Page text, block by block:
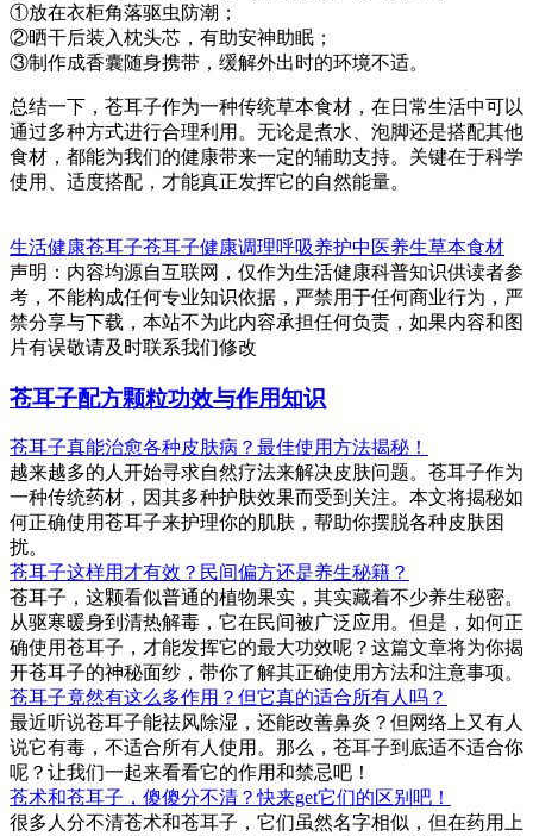
①放在衣柜角落驱虫防潮；
②晒干后装入枕头芯，有助安神助眠；
③制作成香囊随身携带，缓解外出时的环境不适。
总结一下，苍耳子作为一种传统草本食材，在日常生活中可以
通过多种方式进行合理利用。无论是煮水、泡脚还是搭配其他
食材，都能为我们的健康带来一定的辅助支持。关键在于科学
使用、适度搭配，才能真正发挥它的自然能量。
生活健康苍耳子苍耳子健康调理呼吸养护中医养生草本食材
声明：内容均源自互联网，仅作为生活健康科普知识供读者参
考，不能构成任何专业知识依据，严禁用于任何商业行为，严
禁分享与下载，本站不为此内容承担任何负责，如果内容和图
片有误敬请及时联系我们修改
苍耳子配方颗粒功效与作用知识
苍耳子真能治愈各种皮肤病？最佳使用方法揭秘！
越来越多的人开始寻求自然疗法来解决皮肤问题。苍耳子作为
一种传统药材，因其多种护肤效果而受到关注。本文将揭秘如
何正确使用苍耳子来护理你的肌肤，帮助你摆脱各种皮肤困
扰。
苍耳子这样用才有效？民间偏方还是养生秘籍？
苍耳子，这颗看似普通的植物果实，其实藏着不少养生秘密。
从驱寒暖身到清热解毒，它在民间被广泛应用。但是，如何正
确使用苍耳子，才能发挥它的最大功效呢？这篇文章将为你揭
开苍耳子的神秘面纱，带你了解其正确使用方法和注意事项。
苍耳子竟然有这么多作用？但它真的适合所有人吗？
最近听说苍耳子能祛风除湿，还能改善鼻炎？但网络上又有人
说它有毒，不适合所有人使用。那么，苍耳子到底适不适合你
呢？让我们一起来看看它的作用和禁忌吧！
苍术和苍耳子，傻傻分不清？快来get它们的区别吧！
很多人分不清苍术和苍耳子，它们虽然名字相似，但在药用上